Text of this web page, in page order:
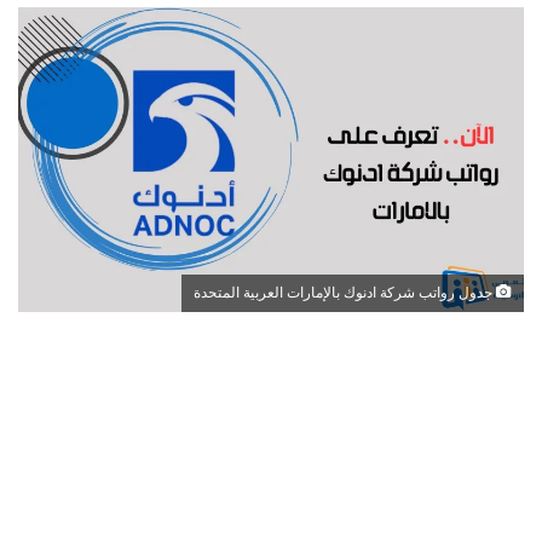
جدول رواتب شركة ادنوك بالإمارات العربية المتحدة